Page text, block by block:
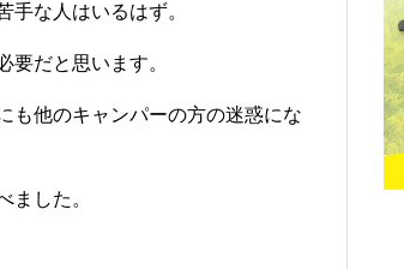
な人はいるはず。
要だと思います。
も他のキャンパーの方の迷惑にな
ました。